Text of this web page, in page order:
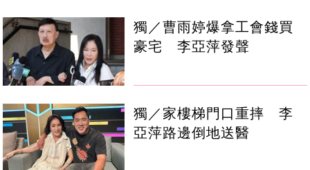
獨／曹雨婷爆拿工會錢買
豪宅 李亞萍發聲
獨／家樓梯門口重摔 李
亞萍路邊倒地送醫